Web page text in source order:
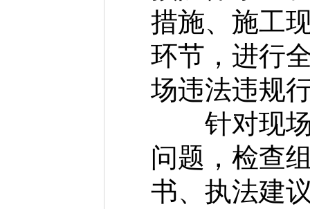
措施、施工
环节，进行
场违法违规
针对现场
问题，检查
书、执法建